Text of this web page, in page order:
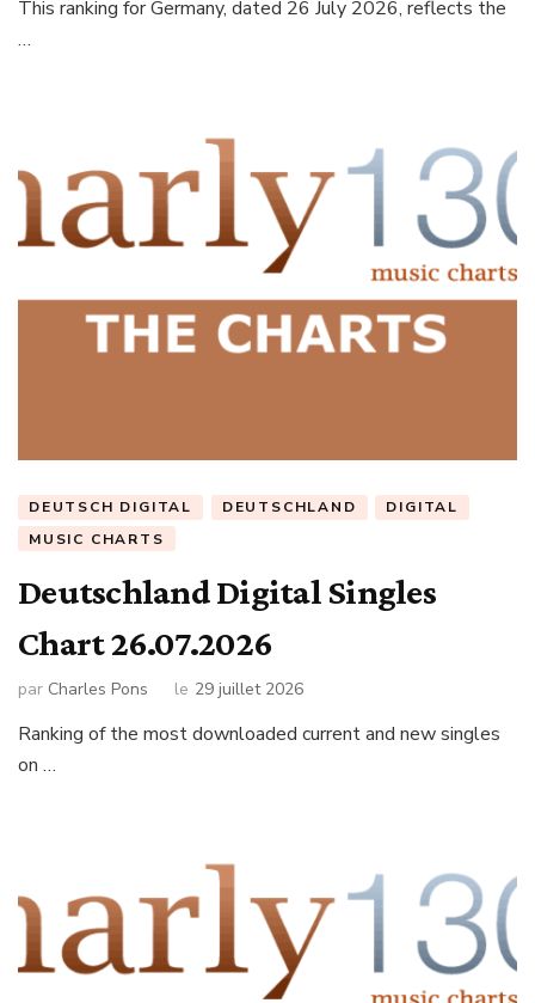
This ranking for Germany, dated 26 July 2026, reflects the
…
DEUTSCH DIGITAL DEUTSCHLAND
DIGITAL
MUSIC CHARTS
Deutschland Digital Singles
Chart 26.07.2026
par Charles Pons le 29 juillet 2026
Ranking of the most downloaded current and new singles
on …